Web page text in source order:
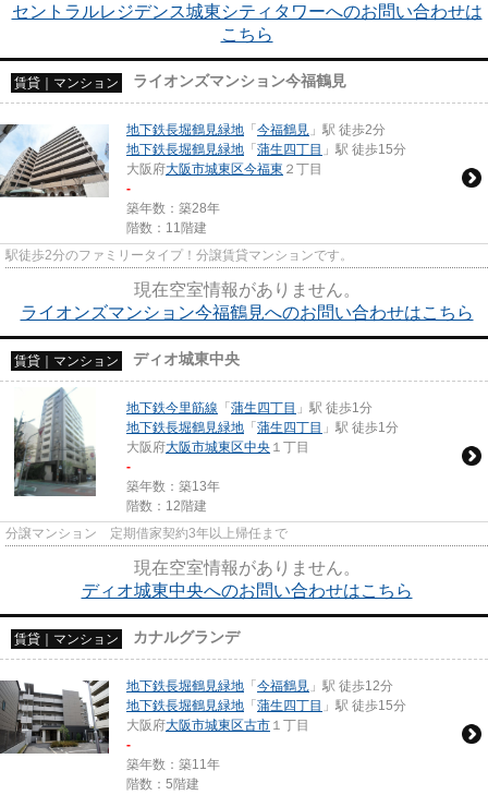
セントラルレジデンス城東シティタワーへのお問い合わせは
こちら
賃貸｜マンション ライオンズマンション今福鶴見
地下鉄長堀鶴見緑地 「 今福鶴見 」駅 徒歩2分
地下鉄長堀鶴見緑地 「 蒲生四丁目 」駅 徒歩15分
大阪府大阪市城東区今福東 ２丁目
-
築年数：築28年
階数：11階建
駅徒歩2分のファミリータイプ！分譲賃貸マンションです。
現在空室情報がありません。
ライオンズマンション今福鶴見へのお問い合わせはこちら
賃貸｜マンション ディオ城東中央
地下鉄今里筋線 「 蒲生四丁目 」駅 徒歩1分
地下鉄長堀鶴見緑地 「 蒲生四丁目 」駅 徒歩1分
大阪府大阪市城東区中央 １丁目
-
築年数：築13年
階数：12階建
分譲マンション 定期借家契約3年以上帰任まで
現在空室情報がありません。
ディオ城東中央へのお問い合わせはこちら
賃貸｜マンション カナルグランデ
地下鉄長堀鶴見緑地 「 今福鶴見 」駅 徒歩12分
地下鉄長堀鶴見緑地 「 蒲生四丁目 」駅 徒歩15分
大阪府大阪市城東区古市 １丁目
-
築年数：築11年
階数：5階建